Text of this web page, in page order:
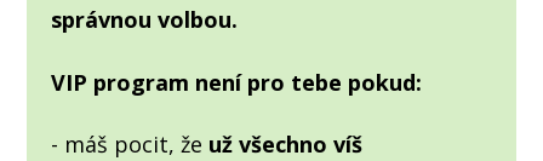
správnou volbou.
VIP program není pro tebe pokud:
- máš pocit, že už všechno víš